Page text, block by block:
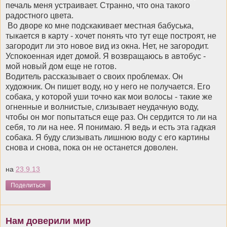
печаль меня устраивает. Странно, что она такого
радостного цвета.
Во дворе ко мне подскакивает местная бабуська,
тыкается в карту - хочет понять что тут еще построят, не
загородит ли это новое вид из окна. Нет, не загородит.
Успокоенная идет домой. Я возвращаюсь в автобус -
мой новый дом еще не готов.
Водитель рассказывает о своих проблемах. Он
художник. Он пишет воду, но у него не получается. Его
собака, у которой уши точно как мои волосы - такие же
огненные и волнистые, слизывает неудачную воду,
чтобы он мог попытаться еще раз. Он сердится то ли на
себя, то ли на нее. Я понимаю. Я ведь и есть эта гадкая
собака. Я буду слизывать лишнюю воду с его картины
снова и снова, пока он не останется доволен.
на 23.9.13
Поделиться
Нам доверили мир